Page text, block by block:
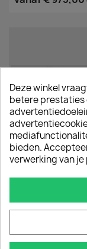
RVS Imperiaal
Deze winkel
betere prestaties
bieden.
verwerking van